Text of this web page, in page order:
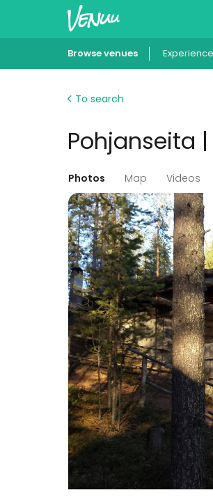
Browse venues
To search
Pohjanseita
Photos Map Videos